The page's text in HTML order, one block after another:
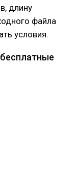
длину
файла
условия.